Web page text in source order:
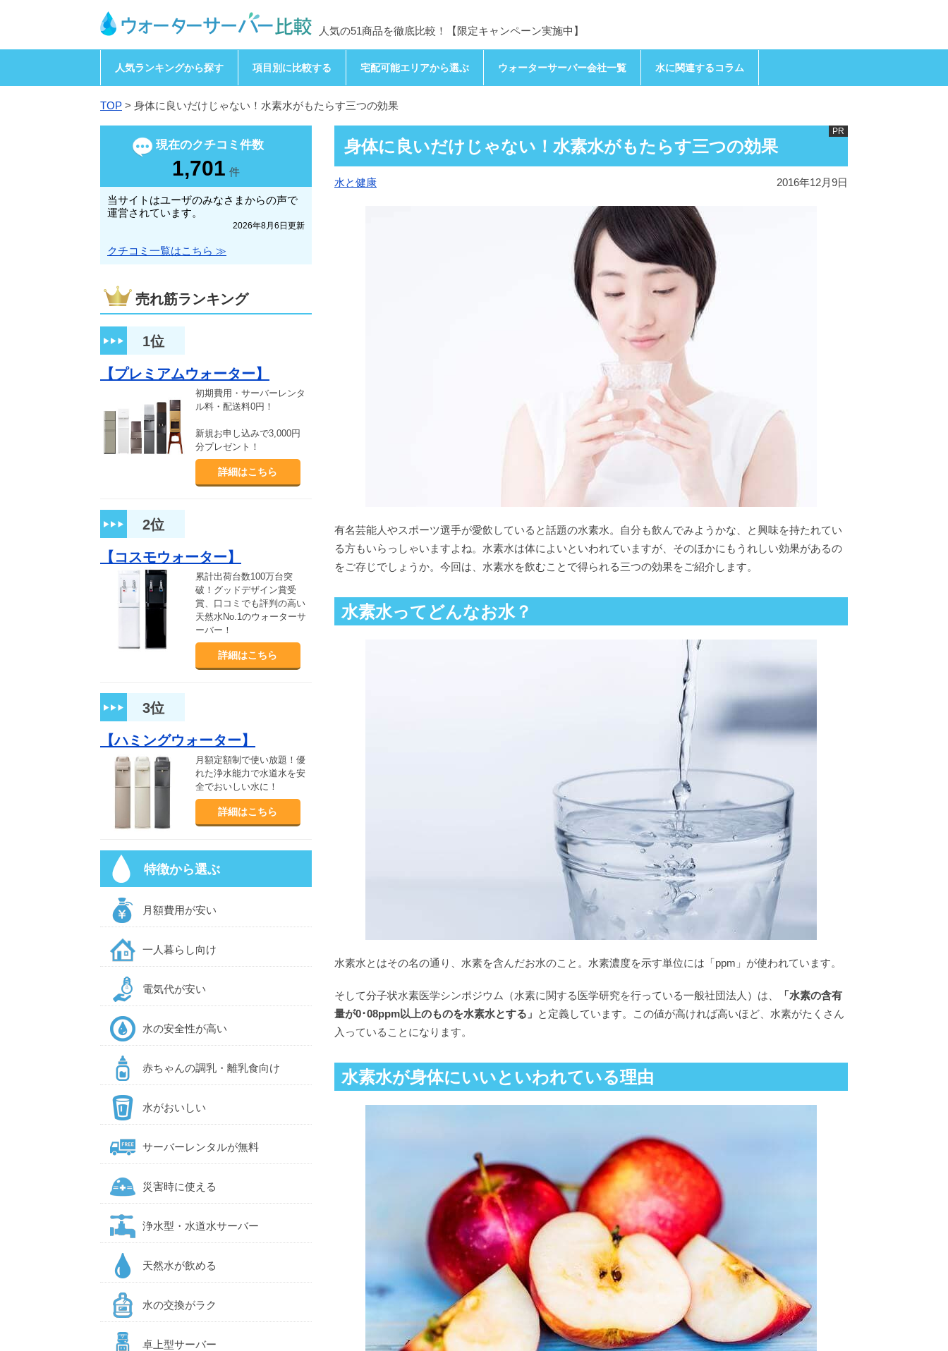
人気の51商品を徹底比較！【限定キャンペーン実施中】
人気ランキングから探す 項目別に比較する 宅配可能エリアから選ぶ ウォーターサーバー会社一覧 水に関連するコラム
TOP > 身体に良いだけじゃない！水素水がもたらす三つの効果
身体に良いだけじゃない！水素水がもたらす三つの効果
水と健康 2016年12月9日
有名芸能人やスポーツ選手が愛飲していると話題の水素水。自分も飲んでみようかな、と興味を持たれてい
る方もいらっしゃいますよね。水素水は体によいといわれていますが、そのほかにもうれしい効果があるの
をご存じでしょうか。今回は、水素水を飲むことで得られる三つの効果をご紹介します。
水素水ってどんなお水？
水素水とはその名の通り、水素を含んだお水のこと。水素濃度を示す単位には「ppm」が使われています。
そして分子状水素医学シンポジウム（水素に関する医学研究を行っている一般社団法人）は、
「水素の含有
量が0･08ppm以上のものを水素水とする」 と定義しています。この値が高ければ高いほど、水素がたくさん
入っていることになります。
水素水が身体にいいといわれている理由
現在のクチコミ件数
1,701 件
当サイトはユーザのみなさまからの声で
運営されています。
2026年8月6日更新
クチコミ一覧はこちら ≫
売れ筋ランキング
1位
【プレミアムウォーター】
初期費用・サーバーレンタ
ル料・配送料0円！
新規お申し込みで3,000円
分プレゼント！
詳細はこちら
2位
【コスモウォーター】
累計出荷台数100万台突
破！グッドデザイン賞受
賞、口コミでも評判の高い
天然水No.1のウォーターサ
ーバー！
詳細はこちら
3位
【ハミングウォーター】
月額定額制で使い放題！優
れた浄水能力で水道水を安
全でおいしい水に！
詳細はこちら
特徴から選ぶ
月額費用が安い
一人暮らし向け
電気代が安い
水の安全性が高い
赤ちゃんの調乳・離乳食向け
水がおいしい
サーバーレンタルが無料
災害時に使える
浄水型・水道水サーバー
天然水が飲める
水の交換がラク
卓上型サーバー